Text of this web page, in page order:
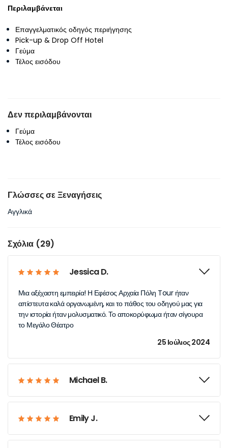
Περιλαμβάνεται
Επαγγελματικός οδηγός περιήγησης
Pick-up & Drop Off Hotel
Γεύμα
Τέλος εισόδου
Δεν περιλαμβάνονται
Γεύμα
Τέλος εισόδου
Γλώσσες σε Ξεναγήσεις
Αγγλικά
Σχόλια (29)
Jessica D.
Μια αξέχαστη εμπειρία! Η Εφέσος Αρχαία Πόλη Tour ήταν
απίστευτα καλά οργανωμένη, και το πάθος του οδηγού μας για
την ιστορία ήταν μολυσματικό. Το αποκορύφωμα ήταν σίγουρα
το Μεγάλο Θέατρο
25 Ιούλιος 2024
Michael B.
Emily J.